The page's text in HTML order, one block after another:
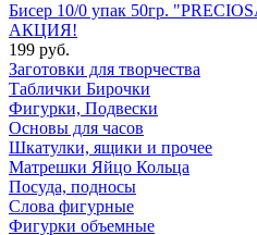
Бисер 10/0 упак 50гр.
АКЦИЯ!
199 руб.
Заготовки для творчества
Таблички Бирочки
Фигурки, Подвески
Основы для часов
Шкатулки, ящики и прочее
Матрешки Яйцо Кольца
Посуда, подносы
Слова фигурные
Фигурки объемные